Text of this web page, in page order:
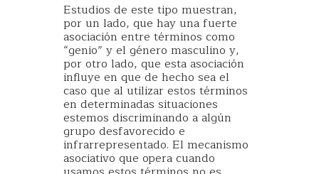
Estudios de este tipo muestran,
por un lado, que hay una fuerte
asociación entre términos como
“genio” y el género masculino y,
por otro lado, que esta asociación
influye en que de hecho sea el
caso que al utilizar estos términos
en determinadas situaciones
estemos discriminando a algún
grupo desfavorecido e
infrarrepresentado. El mecanismo
asociativo que opera cuando